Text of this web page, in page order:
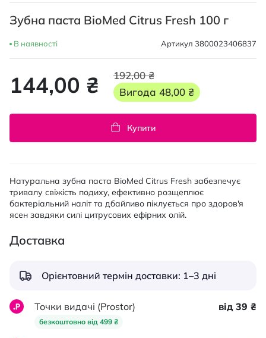
Зубна паста BioMed Citrus Fresh 100 г
В наявності Артикул 3800023406837
144,00 ₴
192,00 ₴
Вигода 48,00 ₴
Купити
Натуральна зубна паста BioMed Citrus Fresh забезпечує
тривалу свіжість подиху, ефективно розщеплює
бактеріальний наліт та дбайливо піклується про здоров'я
ясен завдяки силі цитрусових ефірних олій.
Доставка
Орієнтовний термін доставки: 1–3 дні
Точки видачі (Prostor)
безкоштовно від 499 ₴
від 39 ₴